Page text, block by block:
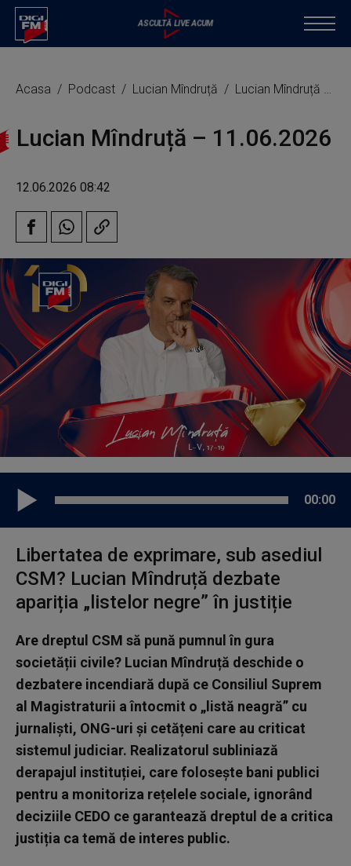
Acasa Podcast Lucian Mîndruță Lucian Mîndruță – 11.06.2026
Lucian Mîndruță – 11.06.2026
12.06.2026 08:42
00:00
Libertatea de exprimare, sub asediul
CSM? Lucian Mîndruță dezbate
apariția „listelor negre” în justiție
Are dreptul CSM să pună pumnul în gura
societății civile? Lucian Mîndruță deschide o
dezbatere incendiară după ce Consiliul Suprem
al Magistraturii a întocmit o „listă neagră” cu
jurnaliști, ONG-uri și cetățeni care au criticat
sistemul judiciar. Realizatorul subliniază
derapajul instituției, care folosește bani publici
pentru a monitoriza rețelele sociale, ignorând
deciziile CEDO ce garantează dreptul de a critica
justiția ca temă de interes public.